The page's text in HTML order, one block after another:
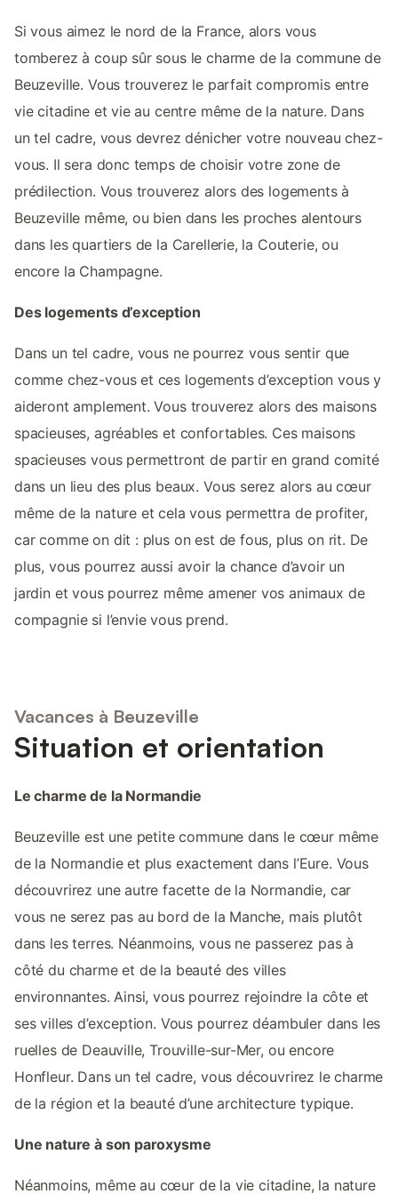
Si vous aimez le nord de la France, alors vous
tomberez à coup sûr sous le charme de la commune de
Beuzeville. Vous trouverez le parfait compromis entre
vie citadine et vie au centre même de la nature. Dans
un tel cadre, vous devrez dénicher votre nouveau chez-
vous. Il sera donc temps de choisir votre zone de
prédilection. Vous trouverez alors des logements à
Beuzeville même, ou bien dans les proches alentours
dans les quartiers de la Carellerie, la Couterie, ou
encore la Champagne.
Des logements d’exception
Dans un tel cadre, vous ne pourrez vous sentir que
comme chez-vous et ces logements d’exception vous y
aideront amplement. Vous trouverez alors des maisons
spacieuses, agréables et confortables. Ces maisons
spacieuses vous permettront de partir en grand comité
dans un lieu des plus beaux. Vous serez alors au cœur
même de la nature et cela vous permettra de profiter,
car comme on dit : plus on est de fous, plus on rit. De
plus, vous pourrez aussi avoir la chance d’avoir un
jardin et vous pourrez même amener vos animaux de
compagnie si l’envie vous prend.
Vacances à Beuzeville
Situation et orientation
Le charme de la Normandie
Beuzeville est une petite commune dans le cœur même
de la Normandie et plus exactement dans l’Eure. Vous
découvrirez une autre facette de la Normandie, car
vous ne serez pas au bord de la Manche, mais plutôt
dans les terres. Néanmoins, vous ne passerez pas à
côté du charme et de la beauté des villes
environnantes. Ainsi, vous pourrez rejoindre la côte et
ses villes d’exception. Vous pourrez déambuler dans les
ruelles de Deauville, Trouville-sur-Mer, ou encore
Honfleur. Dans un tel cadre, vous découvrirez le charme
de la région et la beauté d’une architecture typique.
Une nature à son paroxysme
Néanmoins, même au cœur de la vie citadine, la nature